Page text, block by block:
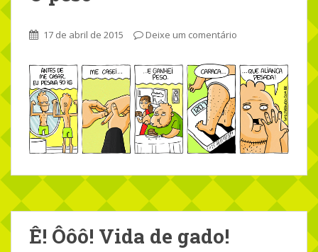
17 de abril de 2015 Deixe um comentário
Ê! Ôôô! Vida de gado!